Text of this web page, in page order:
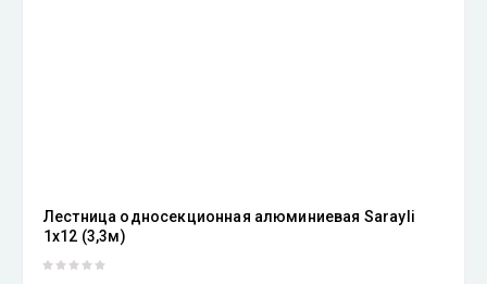
Лестница односекционная алюминиевая Sarayli
1х12 (3,3м)